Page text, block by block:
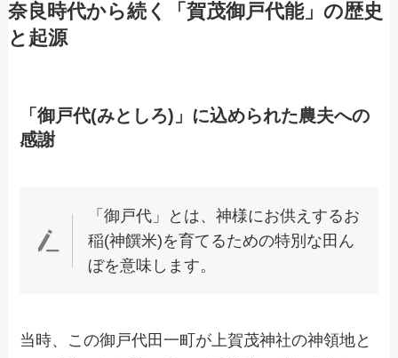
奈良時代から続く「賀茂御戸代能」の歴史
と起源
「御戸代(みとしろ)」に込められた農夫への
感謝
「御戸代」とは、神様にお供えするお
稲(神饌米)を育てるための特別な田ん
ぼを意味します。
当時、この御戸代田一町が上賀茂神社の神領地と